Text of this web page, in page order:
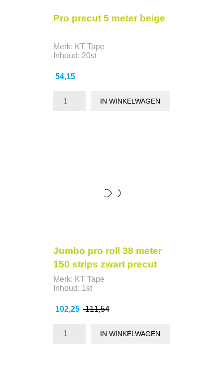
Pro precut 5 meter beige
Merk: KT Tape
Inhoud: 20st
Prijs
54,15
IN WINKELWAGEN
Jumbo pro roll 38 meter
150 strips zwart precut
Merk: KT Tape
Inhoud: 1st
Prijs
102,25 Normale
111,54
IN WINKELWAGEN